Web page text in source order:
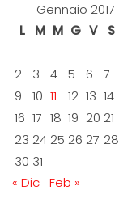
Gennaio 2017
L
M M G V S
2
3 4 5 6 7
9
10 11 12 13 14
16 17 18 19 20 21
23 24 25 26 27 28
30 31
« Dic Feb »